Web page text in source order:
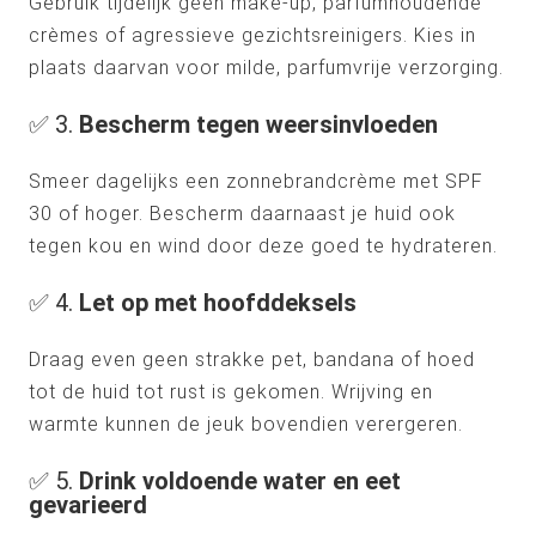
crèmes of agressieve gezichtsreinigers. Kies in
plaats daarvan voor milde, parfumvrije verzorging.
✅ 3. Bescherm tegen weersinvloeden
Smeer dagelijks een zonnebrandcrème met SPF
30 of hoger. Bescherm daarnaast je huid ook
tegen kou en wind door deze goed te hydrateren.
✅ 4. Let op met hoofddeksels
Draag even geen strakke pet, bandana of hoed
tot de huid tot rust is gekomen. Wrijving en
warmte kunnen de jeuk bovendien verergeren.
✅ 5. Drink voldoende water en eet
gevarieerd